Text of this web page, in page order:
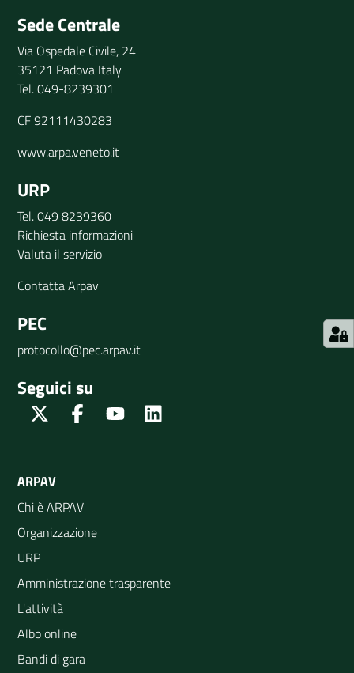
Sede Centrale
Via Ospedale Civile, 24
35121 Padova Italy
Tel. 049-8239301
CF 92111430283
www.arpa.veneto.it
URP
Tel. 049 8239360
Richiesta informazioni
Valuta il servizio
Contatta Arpav
PEC
protocollo@pec.arpav.it
Seguici su
Twitter FacebookYoutube
ARPAV
Chi è ARPAV
Organizzazione
URP
Amministrazione trasparente
L'attività
Albo online
Bandi di gara